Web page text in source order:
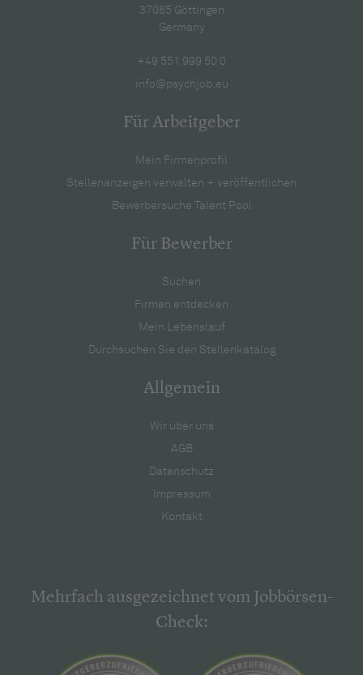
37085 Göttingen
Germany
+49 551 999 50 0
info@psychjob.eu
Für Arbeitgeber
Mein Firmenprofil
Stellenanzeigen verwalten + veröffentlichen
Bewerbersuche Talent Pool
Für Bewerber
Suchen
Firmen entdecken
Mein Lebenslauf
Durchsuchen Sie den Stellenkatalog
Allgemein
Wir über uns
AGB
Datenschutz
Impressum
Kontakt
Mehrfach ausgezeichnet vom Jobbörsen-
Check: